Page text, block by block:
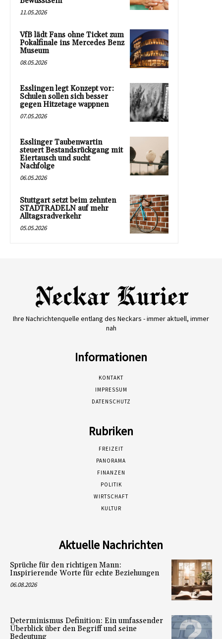
11.05.2026
VfB lädt Fans ohne Ticket zum
Pokalfinale ins Mercedes Benz
Museum
08.05.2026
Esslingen legt Konzept vor:
Schulen sollen sich besser
gegen Hitzetage wappnen
07.05.2026
Esslinger Taubenwartin
steuert Bestandsrückgang mit
Eiertausch und sucht
Nachfolge
06.05.2026
Stuttgart setzt beim zehnten
STADTRADELN auf mehr
Alltagsradverkehr
05.05.2026
Ihre Nachrichtenquelle entlang des Neckars - immer aktuell, immer
nah
Informationen
KONTAKT
IMPRESSUM
DATENSCHUTZ
Rubriken
FREIZEIT
PANORAMA
FINANZEN
POLITIK
WIRTSCHAFT
KULTUR
Aktuelle Nachrichten
Sprüche für den richtigen Mann:
Inspirierende Worte für echte Beziehungen
06.08.2026
Determinismus Definition: Ein umfassender
Überblick über den Begriff und seine
Bedeutung